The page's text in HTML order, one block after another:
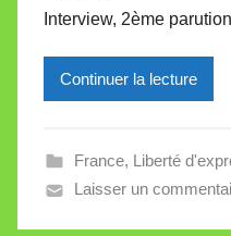
l
e
V
l
l
Interview, 2ème parution
Continuer la lecture
France, Liberté
Laisser un